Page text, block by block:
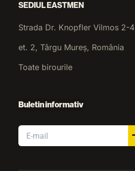
SEDIUL EASTMEN
Strada Dr. Knopfler Vilmos 2-4
et. 2, Târgu Mureș, România
Toate birourile
Buletin informativ
Email